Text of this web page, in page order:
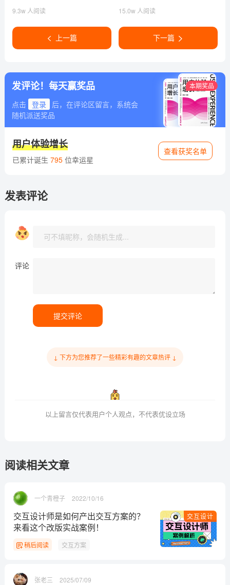
9.3w 人阅读
上一篇
15.0w 人阅读
下一篇
发评论！每天赢奖品
点击 登录
后，在评论区留言，系统会
随机派送奖品
本期奖品
用户体验增长
已累计诞生 795位幸运星
查看获奖名单
发表评论
评论
提交评论
↓ 下方为您推荐了一些精彩有趣的文章热评 ↓
以上留言仅代表用户个人观点，不代表优设立场
阅读相关文章
一个青橙子 2022/10/16
交互设计
交互设计师是如何产出交互方案的？
来看这个改版实战案例！
稍后阅读 交互方案
张老三 2025/07/09